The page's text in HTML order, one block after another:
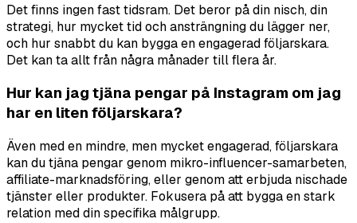
Det finns ingen fast tidsram. Det beror på din nisch, din
strategi, hur mycket tid och ansträngning du lägger ner,
och hur snabbt du kan bygga en engagerad följarskara.
Det kan ta allt från några månader till flera år.
Hur kan jag tjäna pengar på Instagram om jag
har en liten följarskara?
Även med en mindre, men mycket engagerad, följarskara
kan du tjäna pengar genom mikro-influencer-samarbeten,
affiliate-marknadsföring, eller genom att erbjuda nischade
tjänster eller produkter. Fokusera på att bygga en stark
relation med din specifika målgrupp.